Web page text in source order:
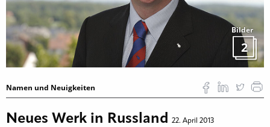
Bilder
2
Namen und Neuigkeiten
Neues Werk in Russland 22. April 2013